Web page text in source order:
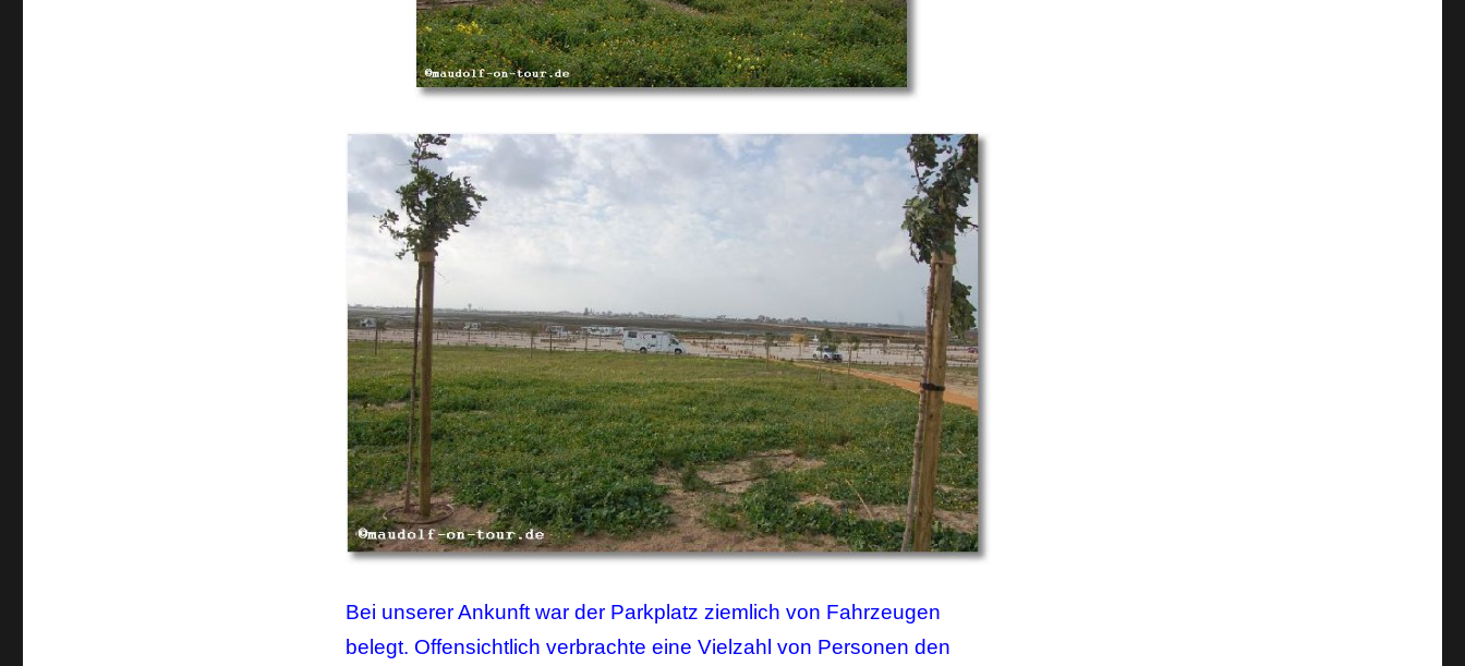
Bei unserer Ankunft war der Parkplatz ziemlich von Fahrzeugen
belegt. Offensichtlich verbrachte eine Vielzahl von Personen den